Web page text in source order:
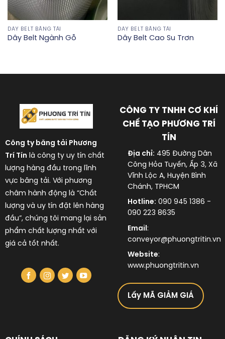
DÂY BELT BĂNG TẢI
Dây Belt Ngành Gỗ
DÂY BELT BĂNG TẢI
Dây Belt Cao Su Trơn
Công ty băng tải Phương
Trí Tín là công ty uy tín chất
lượng hàng đầu trong lĩnh
vực băng tải. Với phương
châm hành động là “Chất
lượng và uy tín đặt lên hàng
đầu”, chúng tôi mang lại sản
phẩm chất lượng nhất với
giá cả tốt nhất.
CÔNG TY TNHH CƠ KHÍ
CHẾ TẠO PHƯƠNG TRÍ
TÍN
Địa chỉ: 495 Đường Dân
Công Hỏa Tuyến, Ấp 3, Xã
Vĩnh Lộc A, Huyện Bình
Chánh, TPHCM
Hotline: 090 945 1386 -
090 223 8635
Email :
conveyor@phuongtritin.vn
Website:
www.phuongtritin.vn
Lấy MÃ GIẢM GIÁ